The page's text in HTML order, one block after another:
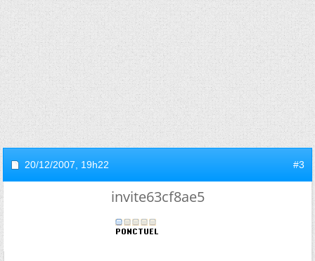
20/12/2007, 19h22 #3
invite63cf8ae5